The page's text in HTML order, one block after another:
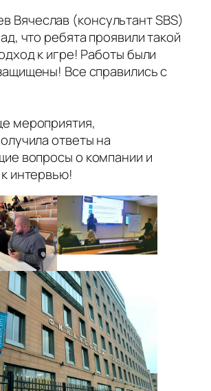
Вячеслав (консультант SBS)
что ребята проявили такой
к игре! Работы были
Все справились с
мероприятия,
ответы на
вопросы о компании и
интервью!